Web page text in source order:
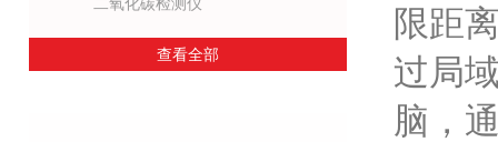
查看全部
限距
过局
脑，